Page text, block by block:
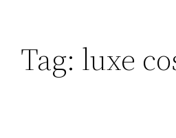
Tag: luxe